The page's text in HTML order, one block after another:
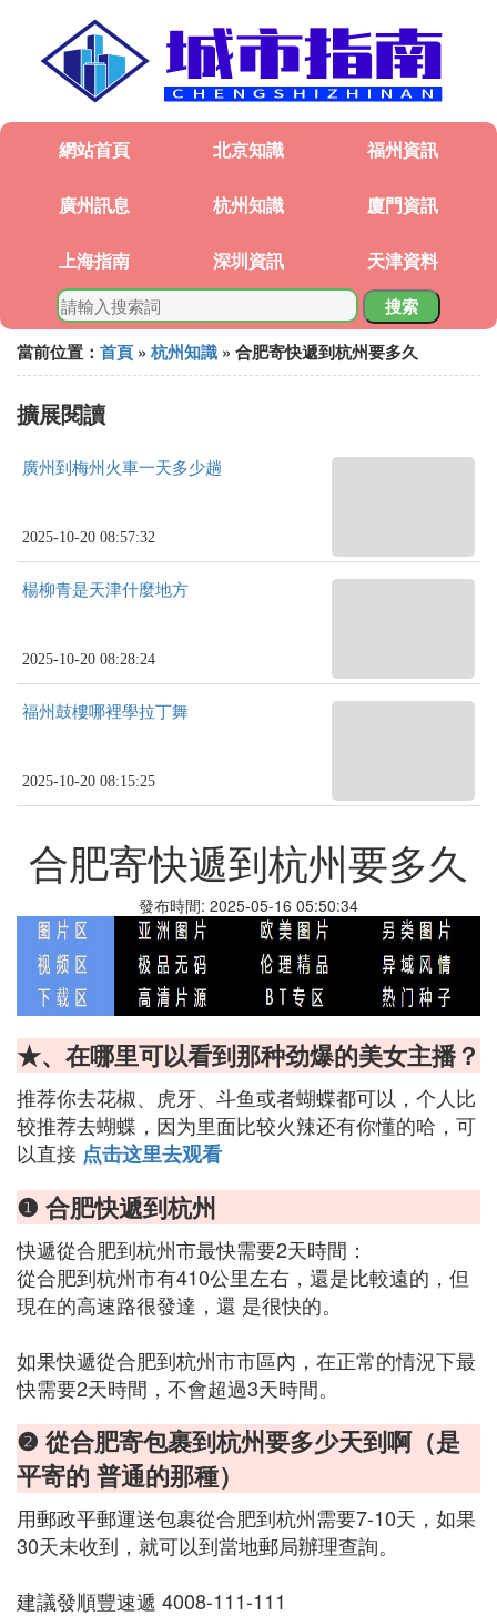
網站首頁 北京知識 福州資訊
廣州訊息 杭州知識 廈門資訊
上海指南 深圳資訊 天津資料
搜索
當前位置： 首頁 » 杭州知識 » 合肥寄快遞到杭州要多久
擴展閱讀
廣州到梅州火車一天多少趟
2025-10-20 08:57:32
楊柳青是天津什麼地方
2025-10-20 08:28:24
福州鼓樓哪裡學拉丁舞
2025-10-20 08:15:25
合肥寄快遞到杭州要多久
發布時間: 2025-05-16 05:50:34
★、在哪里可以看到那种劲爆的美女主播？
推荐你去花椒、虎牙、斗鱼或者蝴蝶都可以，个人比
较推荐去蝴蝶，因为里面比较火辣还有你懂的哈，可
以直接 点击这里去观看
❶ 合肥快遞到杭州
快遞從合肥到杭州市最快需要2天時間：
從合肥到杭州市有410公里左右，還是比較遠的，但
現在的高速路很發達，還 是很快的。
如果快遞從合肥到杭州市市區內，在正常的情況下最
快需要2天時間，不會超過3天時間。
❷ 從合肥寄包裹到杭州要多少天到啊（是
平寄的 普通的那種）
用郵政平郵運送包裹從合肥到杭州需要7-10天，如果
30天未收到，就可以到當地郵局辦理查詢。
建議發順豐速遞 4008-111-111